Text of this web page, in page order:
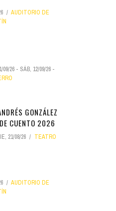
AUDITORIO DE
09/26 - SÁB, 12/09/26 -
GONZÁLEZ
CUENTO 2026
21/08/26
TEATRO
AUDITORIO DE